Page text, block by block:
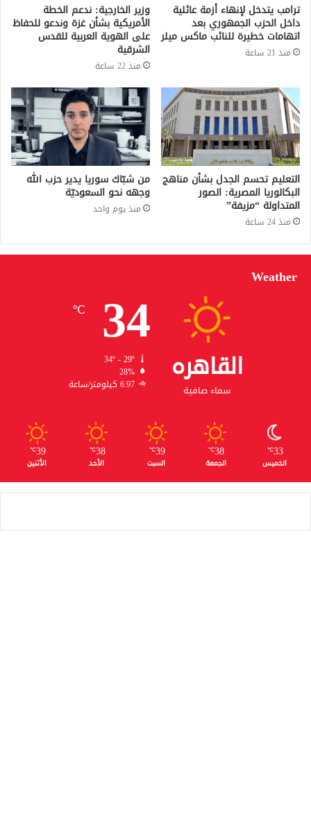
ترامب يتدخل لإنهاء أزمة عائلية
داخل الحزب الجمهوري بعد
اتهامات خطيرة للنائب ماكس ميلر
منذ 21 ساعة
وزير الخارجية: ندعم الخطة
الأمريكية بشأن غزة وندعو للحفاظ
على الهوية العربية للقدس
الشرقية
منذ 22 ساعة
التعليم تحسم الجدل بشأن مناهج
البكالوريا المصرية: الصور
المتداولة “مزيفة”
منذ 24 ساعة
من شبّاك سوريا يدير حزب الله
وجهه نحو السعوديّة
منذ يوم واحد
Weather
القاهره
سماء صافية
34
℃
34º - 29º
28%
6.97 كيلومتر/ساعة
33
℃
الخميس
38
℃
الجمعة
39
℃
السبت
38
℃
الأحد
39
℃
الأثنين